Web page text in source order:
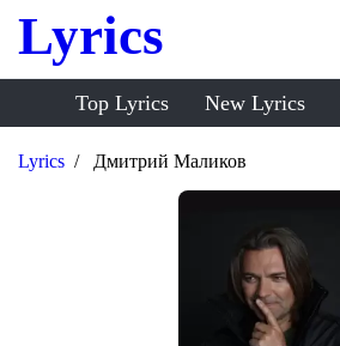
Lyrics
Top Lyrics New Lyrics
Lyrics Дмитрий Маликов